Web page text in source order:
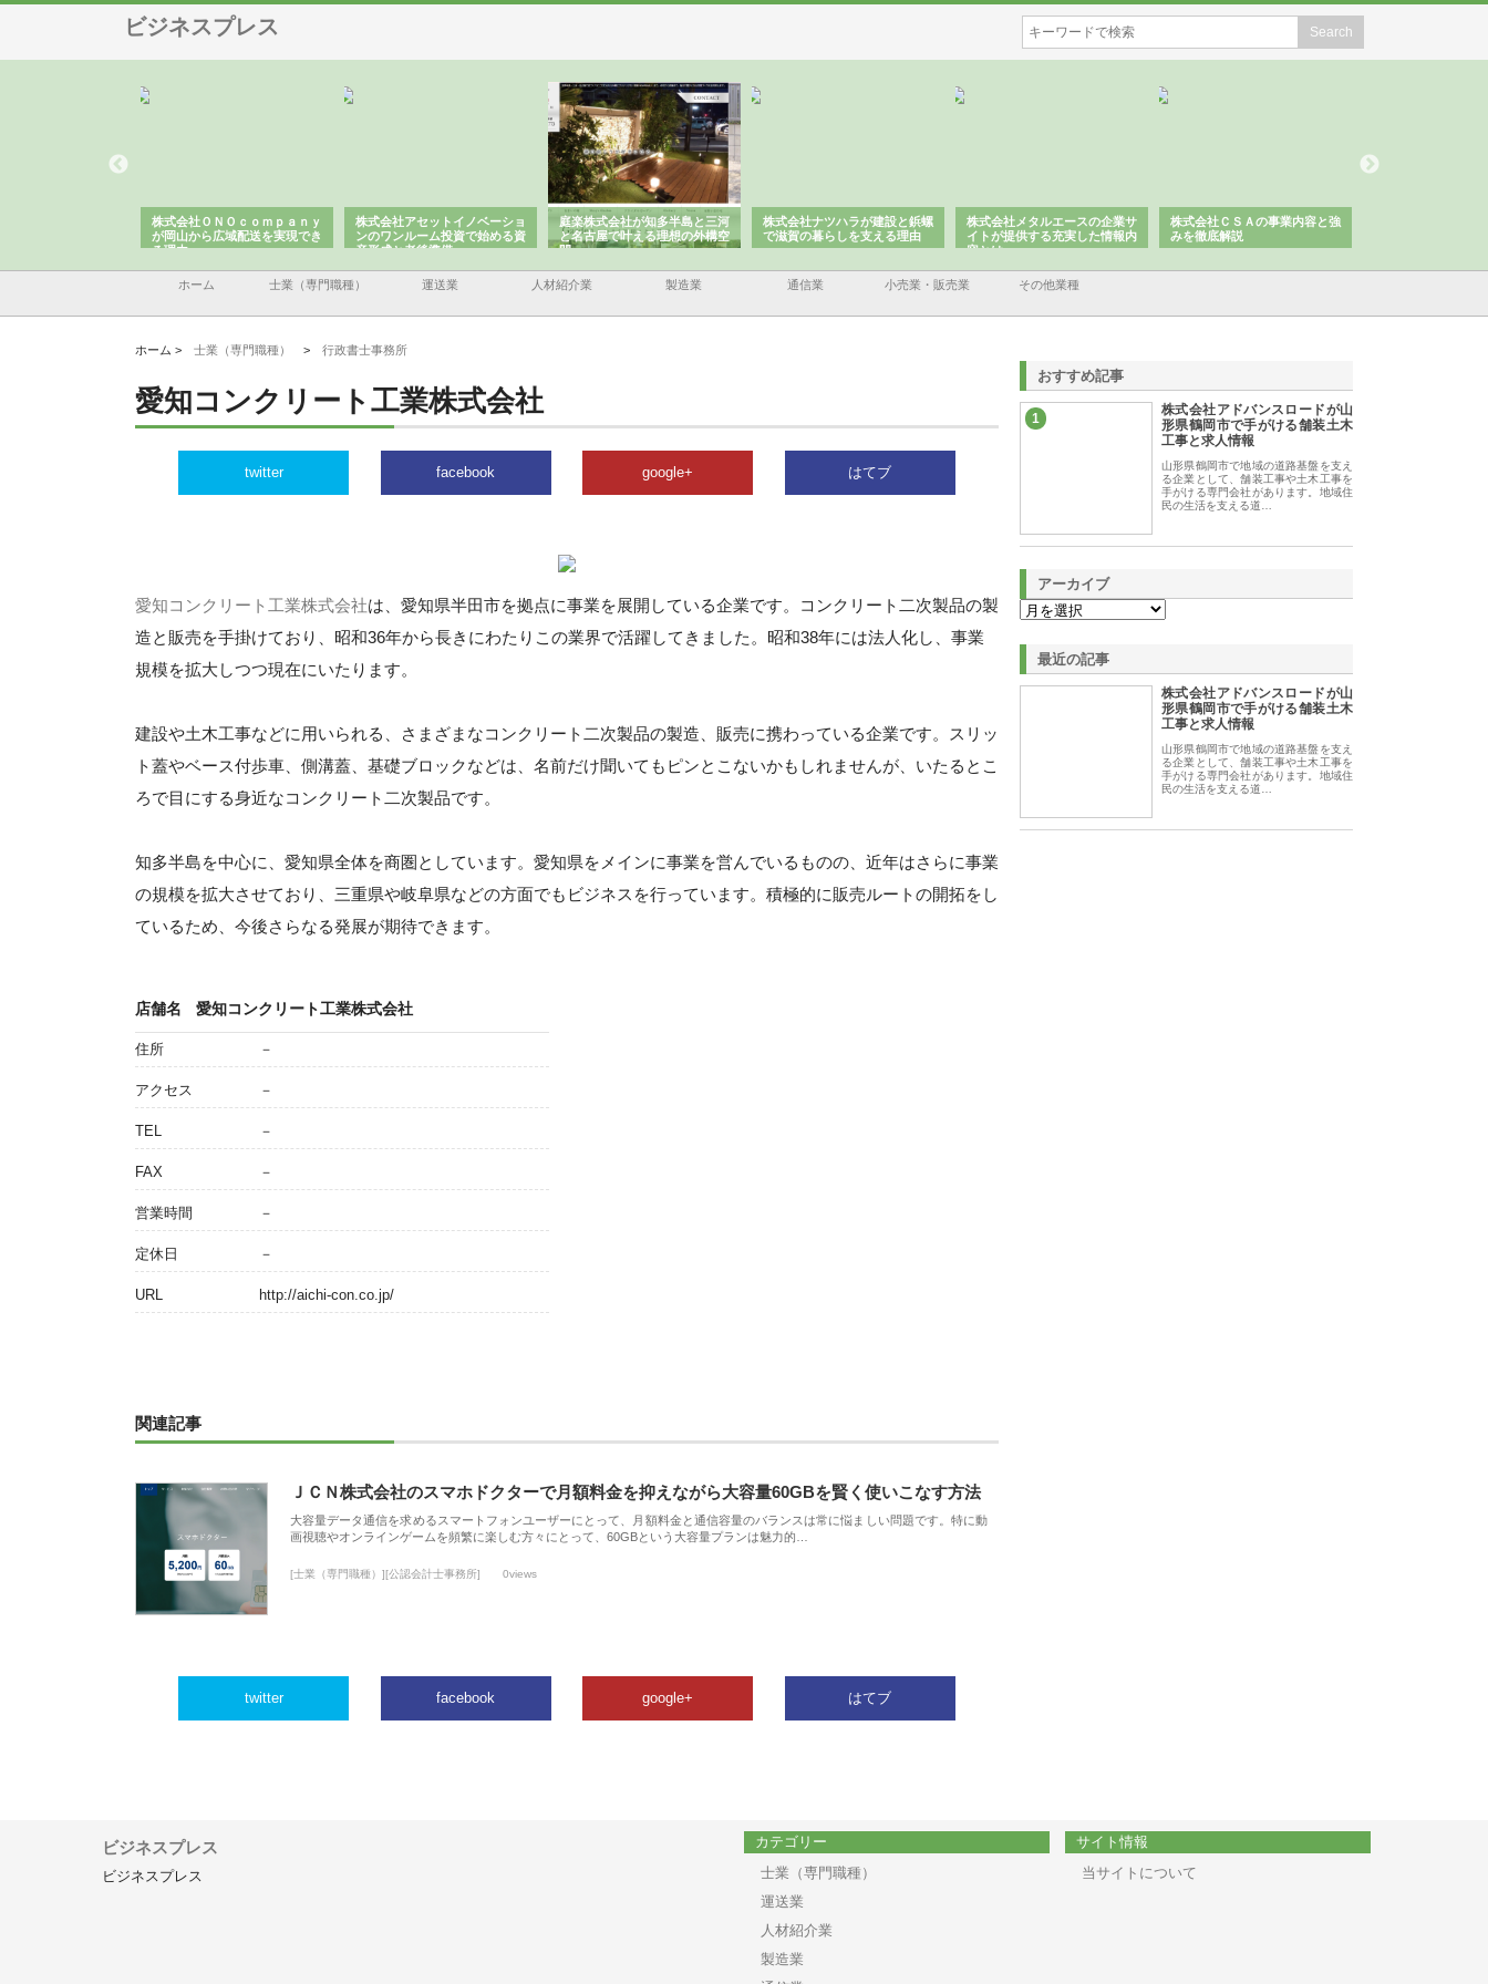
ビジネスプレス
株式会社ＯＮＯｃｏｍｐａｎｙ
が岡山から広域配送を実現でき
る理由
株式会社アセットイノベーショ
ンのワンルーム投資で始める資
産形成と老後準備
庭楽株式会社が知多半島と三河
と名古屋で叶える理想の外構空
間
株式会社ナツハラが建設と鋲螺
で滋賀の暮らしを支える理由
株式会社メタルエースの企業サ
イトが提供する充実した情報内
容とは
株式会社ＣＳＡの事業内容と強
みを徹底解説
ホーム 士業（専門職種） 運送業 人材紹介業 製造業 通信業 小売業・販売業 その他業種
ホーム > 士業（専門職種） > 行政書士事務所
愛知コンクリート工業株式会社
twitter facebook google+ はてブ
愛知コンクリート工業株式会社は、愛知県半田市を拠点に事業を展開している企業です。コンクリート二次製品の製
造と販売を手掛けており、昭和36年から長きにわたりこの業界で活躍してきました。昭和38年には法人化し、事業
規模を拡大しつつ現在にいたります。
建設や土木工事などに用いられる、さまざまなコンクリート二次製品の製造、販売に携わっている企業です。スリッ
ト蓋やベース付歩車、側溝蓋、基礎ブロックなどは、名前だけ聞いてもピンとこないかもしれませんが、いたるとこ
ろで目にする身近なコンクリート二次製品です。
知多半島を中心に、愛知県全体を商圏としています。愛知県をメインに事業を営んでいるものの、近年はさらに事業
の規模を拡大させており、三重県や岐阜県などの方面でもビジネスを行っています。積極的に販売ルートの開拓をし
ているため、今後さらなる発展が期待できます。
店舗名 愛知コンクリート工業株式会社
住所 －
アクセス －
TEL －
FAX －
営業時間 －
定休日 －
URL http://aichi-con.co.jp/
関連記事
ＪＣＮ株式会社のスマホドクターで月額料金を抑えながら大容量60GBを賢く使いこなす方法
大容量データ通信を求めるスマートフォンユーザーにとって、月額料金と通信容量のバランスは常に悩ましい問題です。特に動
画視聴やオンラインゲームを頻繁に楽しむ方々にとって、60GBという大容量プランは魅力的…
[士業（専門職種）][公認会計士事務所] 0views
twitter facebook google+ はてブ
おすすめ記事
1
株式会社アドバンスロードが山
形県鶴岡市で手がける舗装土木
工事と求人情報
山形県鶴岡市で地域の道路基盤を支え
る企業として、舗装工事や土木工事を
手がける専門会社があります。地域住
民の生活を支える道…
アーカイブ
最近の記事
株式会社アドバンスロードが山
形県鶴岡市で手がける舗装土木
工事と求人情報
山形県鶴岡市で地域の道路基盤を支え
る企業として、舗装工事や土木工事を
手がける専門会社があります。地域住
民の生活を支える道…
ビジネスプレス
ビジネスプレス
カテゴリー
士業（専門職種）
運送業
人材紹介業
製造業
サイト情報
当サイトについて